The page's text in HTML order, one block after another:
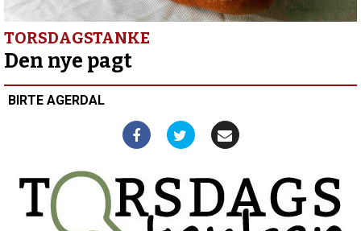
6
års
fængsel
af
Myanmars
militærregimeForrige
investerer
TORSDAGSTANKE
Den nye pagt
BIRTE AGERDAL